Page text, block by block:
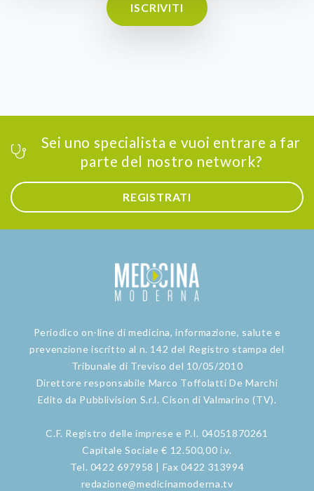
ISCRIVITI
Sei uno specialista e vuoi entrare a far
parte del nostro network?
REGISTRATI
Periodico on-line di medicina, informazione, salute e
prevenzione iscritto al n. 142 del Registro stampa del
Tribunale di Treviso del 10/05/2010
Direttore responsabile Marco Toffolatti De Marchi
Edito da Pubblivision S.r.l. Cison di Valmarino (TV).
C.F. Registro delle imprese e P.I. 04051870261
Capitale Sociale € 12.500,00 i.v.
Tel. 0422 697958 | Fax 0422 313994
redazione@medicinamoderna.tv